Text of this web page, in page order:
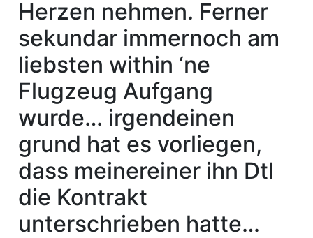
Herzen nehmen. Ferner
sekundar immernoch am
liebsten within ‘ne
Flugzeug Aufgang
wurde… irgendeinen
grund hat es vorliegen,
dass meinereiner ihn Dtl
die Kontrakt
unterschrieben hatte…